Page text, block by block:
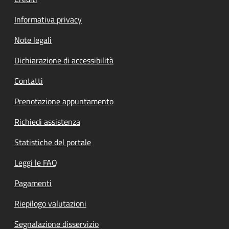
Informativa privacy
Note legali
Dichiarazione di accessibilità
Contatti
Prenotazione appuntamento
Richiedi assistenza
Statistiche del portale
Leggi le FAQ
Pagamenti
Riepilogo valutazioni
Segnalazione disservizio